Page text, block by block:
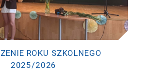
ROKU SZKOLNEGO
2025/2026